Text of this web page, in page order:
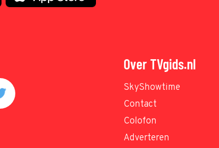
Over TVgids.nl
SkyShowtime
Contact
Colofon
Adverteren